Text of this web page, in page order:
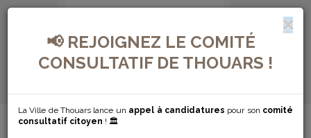
📢 REJOIGNEZ LE COMITÉ
CONSULTATIF DE THOUARS !
La Ville de Thouars lance un appel à candidatures pour son comité
consultatif citoyen ! 🏛️
MENU DE NAVIGATION...